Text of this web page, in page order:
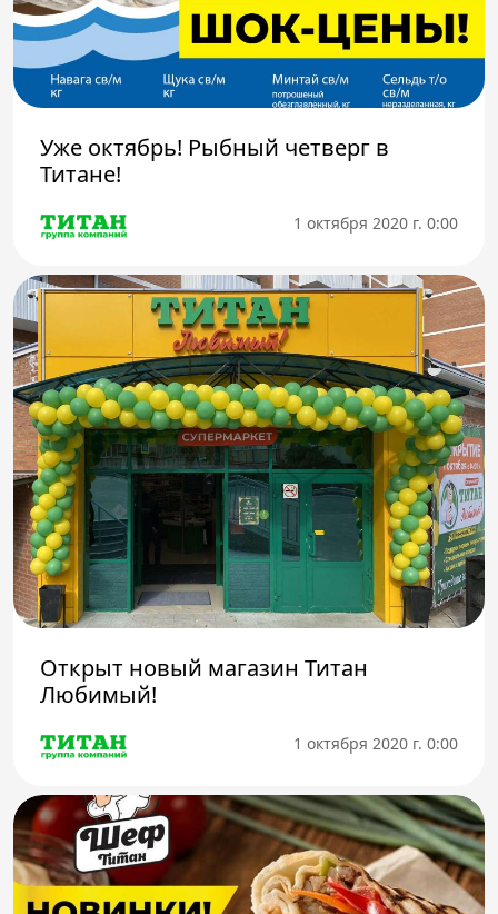
Уже октябрь! Рыбный четверг в
Титане!
1 октября 2020 г. 0:00
Открыт новый магазин Титан
Любимый!
1 октября 2020 г. 0:00